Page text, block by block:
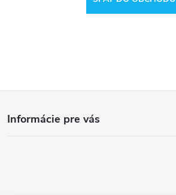
Informácie pre vás